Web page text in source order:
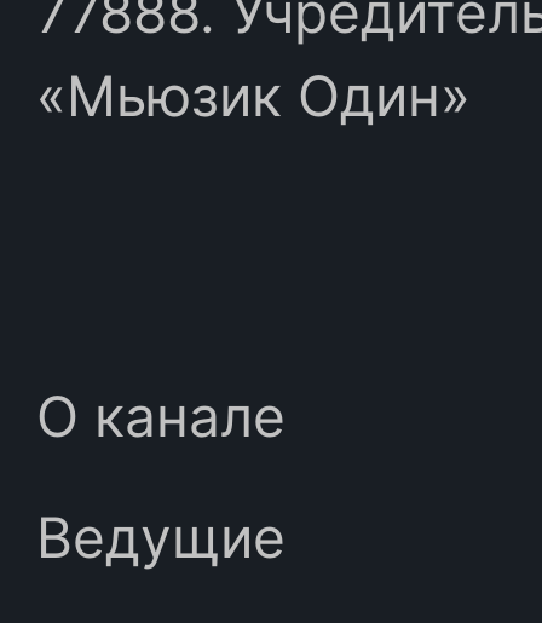
«Мьюзик Один»
О канале
Ведущие